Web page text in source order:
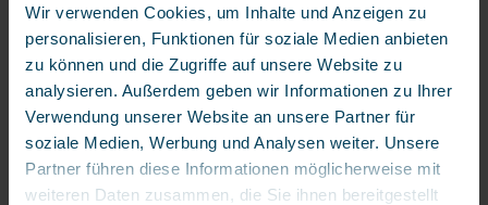
Wir verwenden Cookies, um Inhalte und Anzeigen zu
personalisieren, Funktionen für soziale Medien anbieten
zu können und die Zugriffe auf unsere Website zu
analysieren. Außerdem geben wir Informationen zu Ihrer
Verwendung unserer Website an unsere Partner für
soziale Medien, Werbung und Analysen weiter. Unsere
Partner führen diese Informationen möglicherweise mit
weiteren Daten zusammen, die Sie ihnen bereitgestellt
€173.57 / each